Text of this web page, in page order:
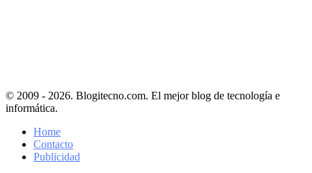
© 2009 - 2026. Blogitecno.com. El mejor blog de tecnología e
informática.
Home
Contacto
Publicidad